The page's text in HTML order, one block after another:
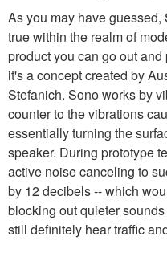
As you may have
true within the realm of
product you can go out
it's a concept created by
Stefanich. Sono works by
counter to the vibrations
essentially turning the
speaker. During prototype
active noise canceling to
by 12 decibels -- which
blocking out quieter
still definitely hear traffic